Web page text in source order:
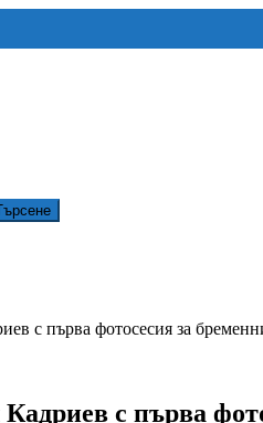
с първа фотосесия за
с първа